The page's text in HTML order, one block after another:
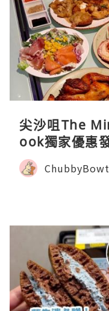
尖沙咀The
ook獨家優惠